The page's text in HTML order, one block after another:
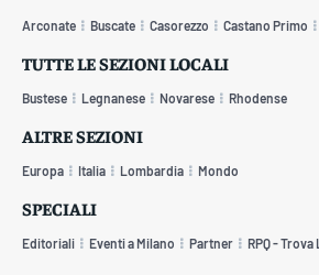
Arconate Buscate Casorezzo Castano Primo
TUTTE LE SEZIONI LOCALI
Bustese Legnanese Novarese Rhodense
ALTRE SEZIONI
Europa Italia Lombardia Mondo
SPECIALI
Editoriali Eventi a Milano Partner RPQ -